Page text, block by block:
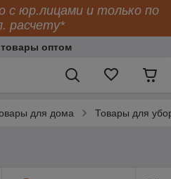
юр.лицами и только по
расчету*
оптом
для дома Товары для